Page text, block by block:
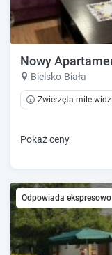
Nowy
Bielsko-Biała
Zwierzęta mile
Pokaż ceny
Odpowiada ekspresowo